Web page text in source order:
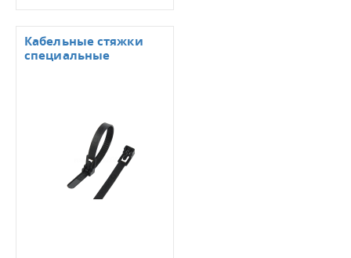
Кабельные стяжки
специальные